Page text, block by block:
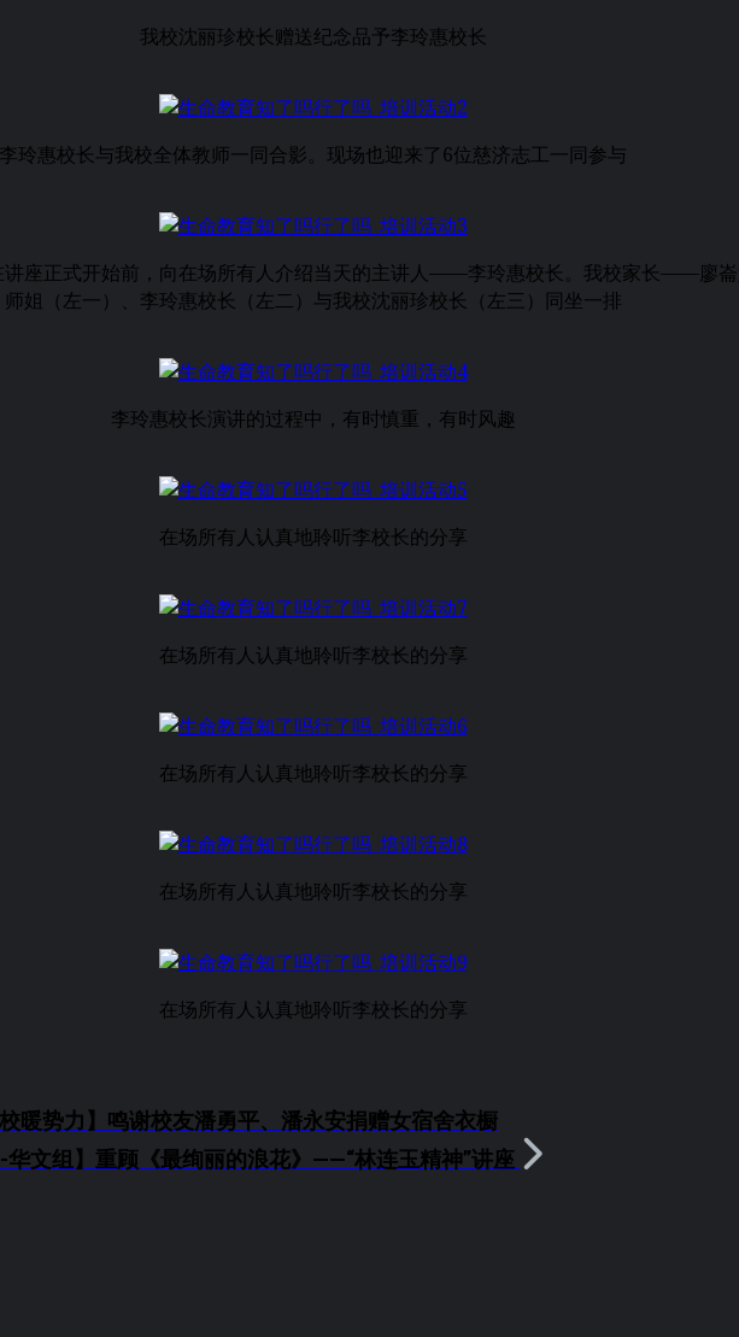
我校沈丽珍校长赠送纪念品予李玲惠校长
李玲惠校长与我校全体教师一同合影。现场也迎来了6位慈济志工一同参与
讲座正式开始前，向在场所有人介绍当天的主讲人——李玲惠校长。我校家长——廖
师姐（左一）、李玲惠校长（左二）与我校沈丽珍校长（左三）同坐一排
李玲惠校长演讲的过程中，有时慎重，有时风趣
在场所有人认真地聆听李校长的分享
在场所有人认真地聆听李校长的分享
在场所有人认真地聆听李校长的分享
在场所有人认真地聆听李校长的分享
在场所有人认真地聆听李校长的分享
校暖势力】鸣谢校友潘勇平、潘永安捐赠女宿舍衣橱
-华文组】重顾《最绚丽的浪花》——“林连玉精神”讲座